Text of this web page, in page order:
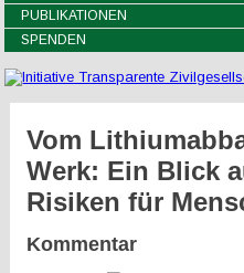
PUBLIKATIONEN
SPENDEN
Vom
Werk: Ein Blick
Risiken für
Kommentar